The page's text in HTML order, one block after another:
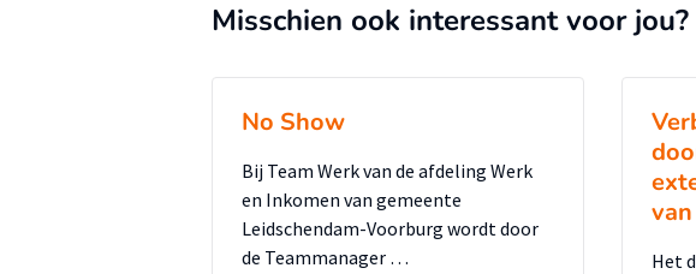
Misschien ook interessant voor jou?
No Show
Bij Team Werk van de afdeling Werk
en Inkomen van gemeente
Leidschendam-Voorburg wordt door
de Teammanager …
Het